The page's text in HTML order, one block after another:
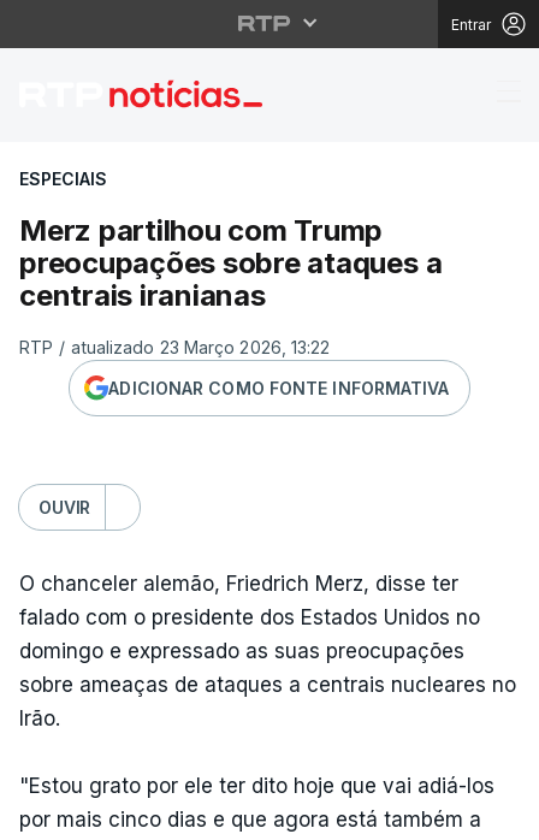
Entrar
Merz partilhou com
ESPECIAIS
Merz partilhou com Trump
preocupações sobre ataques a
centrais iranianas
RTP / atualizado 23 Março 2026, 13:22
ADICIONAR COMO FONTE INFORMATIVA
OUVIR
O chanceler alemão, Friedrich Merz, disse ter
falado com o presidente dos Estados Unidos no
domingo e expressado as suas preocupações
sobre ameaças de ataques a centrais nucleares no
Irão.
"Estou grato por ele ter dito hoje que vai adiá-los
por mais cinco dias e que agora está também a